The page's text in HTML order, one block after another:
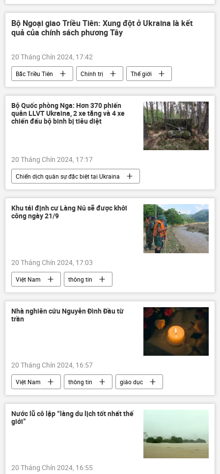
Chính trị
Tô Lâm
Đảng Cộng sản Việt Nam
Ban Chấp hành Trung ương Đảng
Bộ Ngoại giao Triều Tiên: Xung đột ở Ukraina là kết
quả của chính sách phương Tây
20 Tháng Chín 2024, 17:42
Bắc Triều Tiên Chính trị
Thế giới
Hoa Kỳ
Cuộc khủng hoảng ở Ukraina
xung đột quân sự
bán đảo Triều Tiên
Chiến dịch quân sự đặc biệt tại Ukraina
Bộ Quốc phòng Nga: Hơn 370 phiến
quân LLVT Ukraina, 2 xe tăng và 4 xe
chiến đấu bộ binh bị tiêu diệt
20 Tháng Chín 2024, 17:17
Chiến dịch quân sự đặc biệt tại Ukraina
Bộ Quốc phòng Nga
Nga
Cuộc khủng hoảng ở Ukraina
Ukraina
Thế giới
Khu tái định cư Làng Nủ sẽ được khởi
công ngày 21/9
20 Tháng Chín 2024, 17:03
Việt Nam
thông tin
Mưa bão, lũ lụt lịch sử, thiên tai kinh hoàng ở Việt Nam
thiên tai
lũ lụt
xả lũ
Lào Cai
Nhà nghiên cứu Nguyễn Đình Đầu từ
trần
20 Tháng Chín 2024, 16:57
Việt Nam thông tin
giáo dục
giáo sư
Trường Sa
Vấn đề biển đảo
Hoàng Sa Xã hội
Nước lũ cô lập “làng du lịch tốt nhất thế
giới”
20 Tháng Chín 2024, 16:55